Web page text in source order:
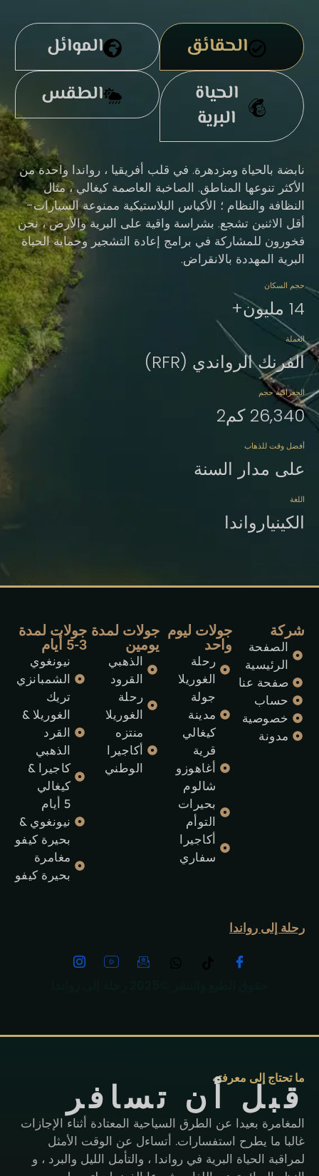
الحقائق
الموائل
الحياة
البرية
الطقس
نابضة بالحياة ومزدهرة. في قلب أفريقيا ، رواندا واحدة من
الأكثر تنوعها المناطق. الصاخبة العاصمة كيغالي ، مثال
النظافة والنظام ؛ الأكياس البلاستيكية ممنوعة السيارات-
أقل الاثنين تشجع. بشراسة واقية على البرية والأرض ، نحن
فخورون للمشاركة في برامج إعادة التشجير وحماية الحياة
البرية المهددة بالانقراض.
حجم السكان
14 مليون+
العملة
الفرنك الرواندي (RFR)
الجغرافية حجم
26,340 كم2
أفضل وقت للذهاب
على مدار السنة
اللغة
الكينيارواندا
شركة
الصفحة
الرئيسية
صفحة عنا
حساب
خصوصية
مدونة
جولات ليوم
واحد
رحلة
الغوريلا
جولة
مدينة
كيغالي
قرية
أغاهوزو
شالوم
بحيرات
التوأم
أكاجيرا
سفاري
جولات لمدة
يومين
الذهبي
القرود
رحلة
الغوريلا
منتزه
أكاجيرا
الوطني
جولات لمدة
3-5 أيام
نيونغوي
الشمبانزي
تريك
الغوريلا &
القرد
الذهبي
كاجيرا &
كيغالي
5 أيام
نيونغوي &
بحيرة كيفو
مغامرة
بحيرة كيفو
رحلة إلى رواندا
ما تحتاج إلى معرفته
قبل أن تسافر
المغامرة بعيدا عن الطرق السياحية المعتادة أثناء الإجازات
غالبا ما يطرح استفسارات. أتساءل عن الوقت الأمثل
لمراقبة الحياة البرية في رواندا ، والتأمل الليل والبرد ، و